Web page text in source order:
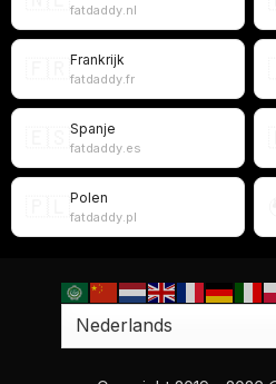
fatdaddy.nl
Frankrijk
fatdaddy.fr
Spanje
fatdaddy.es
Polen
fatdaddy.pl